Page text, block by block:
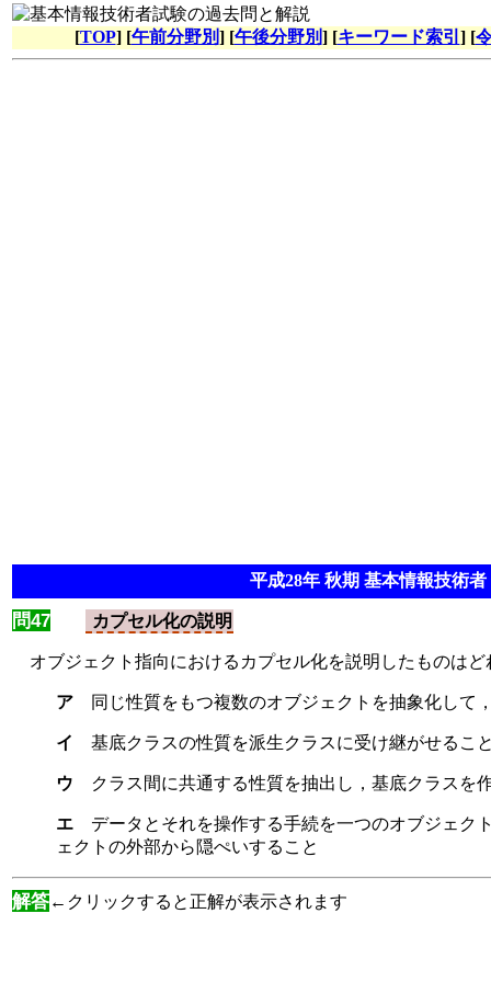
[TOP] [午前分野別] [午後分野別] [キーワード索引 ] [
平成28年 秋期 基本情報技術者
問47 カプセル化の説明
オブジェクト指向におけるカプセル化を説明したものはど
ア 同じ性質をもつ複数のオブジェクトを抽象化して
イ 基底クラスの性質を派生クラスに受け継がせるこ
ウ クラス間に共通する性質を抽出し，基底クラスを
エ データとそれを操作する手続を一つのオブジェク
ェクトの外部から隠ぺいすること
解答←クリックすると正解が表示されます